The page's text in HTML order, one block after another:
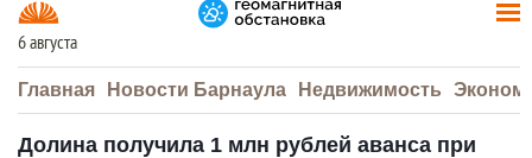
6 августа
Главная Новости Барнаула Недвижимость
Долина получила 1 млн рублей аванса при